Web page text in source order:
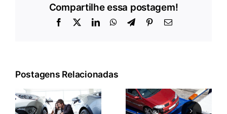
Compartilhe essa postagem!
Facebook LinkedInWhatsApp
TelegramPinterest
E-
Postagens Relacionadas